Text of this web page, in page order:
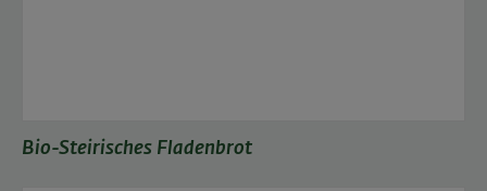
Bio-Steirisches Fladenbrot